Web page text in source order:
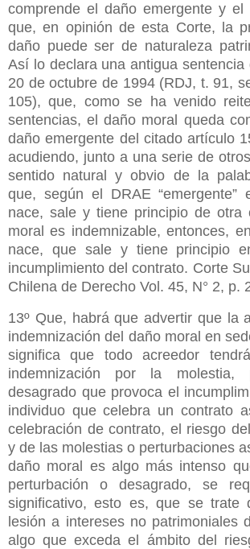
comprende el daño emergente y el
que, en opinión de esta Corte, la
daño puede ser de naturaleza
Así lo declara una antigua sentencia
20 de octubre de 1994 (RDJ, t. 91,
105), que, como se ha venido
sentencias, el daño moral queda
daño emergente del citado artículo
acudiendo, junto a una serie de
sentido natural y obvio de la
que, según el DRAE “emergente”
nace, sale y tiene principio de otra
moral es indemnizable, entonces,
nace, que sale y tiene principio
incumplimiento del contrato. Corte
Chilena de Derecho Vol. 45, N° 2, p.
13º Que, habrá que advertir que la
indemnización del daño moral en
significa que todo acreedor
indemnización por la molestia,
desagrado que provoca el
individuo que celebra un contrato
celebración de contrato, el riesgo
y de las molestias o perturbaciones
daño moral es algo más intenso
perturbación o desagrado, se
significativo, esto es, que se trate
lesión a intereses no patrimoniales
algo que exceda el ámbito del